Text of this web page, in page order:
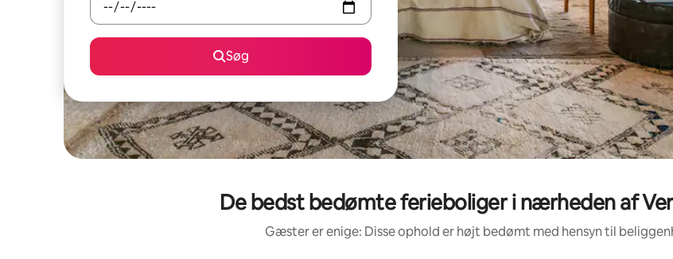
Søg
De bedst bedømte ferieboliger i nærheden af
Gæster er enige: Disse ophold er højt bedømt med hensyn til